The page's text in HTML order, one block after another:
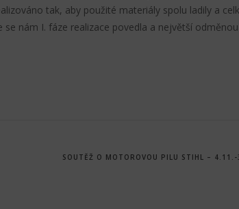
tak, aby použité materiály spolu ladily a
nám I. fáze realizace povedla a největší
SOUTĚŽ O MOTOROVOU PILU STIHL –